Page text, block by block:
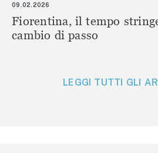
09.02.2026
Fiorentina, il tempo
cambio di passo
LEGGI TUTTI GLI